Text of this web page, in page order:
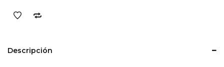
cantidad
Descripción